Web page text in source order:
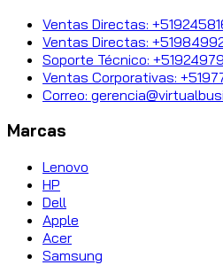
Ventas Directas:
Ventas Directas:
Soporte Técnico:
Ventas Corporativas:
Correo:
Marcas
Lenovo
HP
Dell
Apple
Acer
Samsung